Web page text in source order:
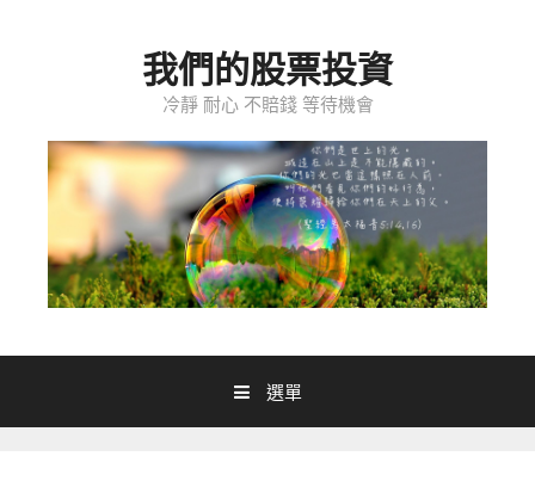
我們的股票投資
冷靜 耐心 不賠錢 等待機會
選單